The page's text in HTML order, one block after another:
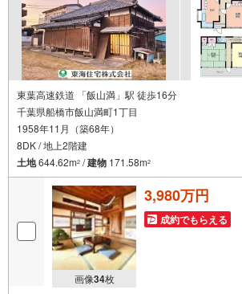
東葉高速鉄道 「飯山満」駅 徒歩16分
千葉県船橋市飯山満町1丁目
1958年11月（築68年）
8DK / 地上2階建
土地644.62m2 /建物 171.58m2
画像34枚
3,980万円
成約でもらえる